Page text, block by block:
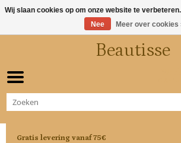
Beautisse
Gratis levering vanaf 75€
Wij slaan cookies op om onze website te
Nee
Meer over cookies